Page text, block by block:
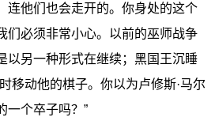
连他们也会走开的。你身处的这个
们必须非常小心。以前的巫师战争
以另一种形式在继续；黑国王沉睡
移动他的棋子。你以为卢修斯·马尔
一个卒子吗？”